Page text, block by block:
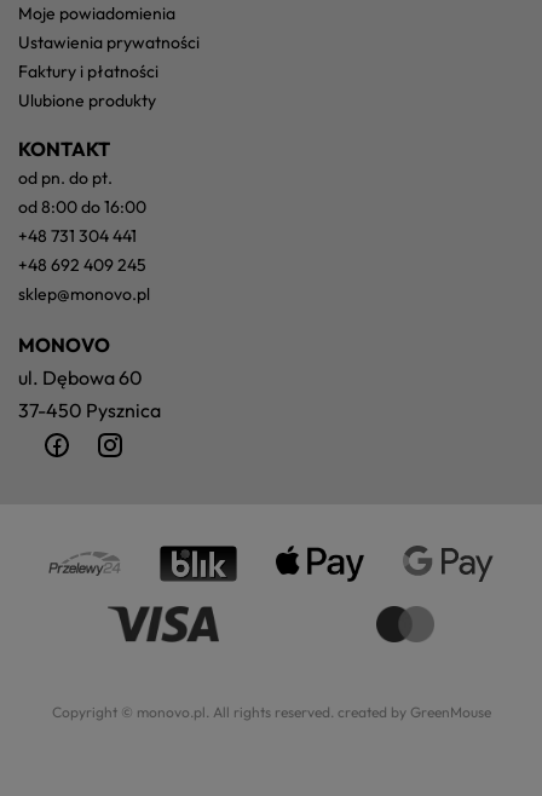
moje powiadomienia
ustawienia prywatności
faktury i płatności
ulubione produkty
MONOVO
ul. Dębowa 60
37-450 Pysznica
KONTAKT
od pn. do pt.
od 8:00 do 16:00
+48 731 304 441
+48 692 409 245
sklep@monovo.pl
Copyright © monovo.pl. All rights reserved. created by GreenMouse